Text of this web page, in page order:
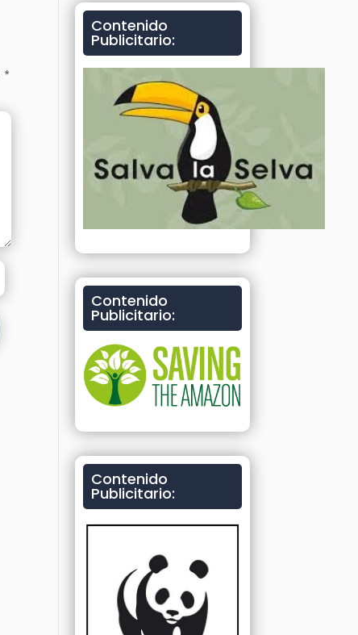
*
Contenido
Publicitario:
Contenido
Publicitario:
Contenido
Publicitario: